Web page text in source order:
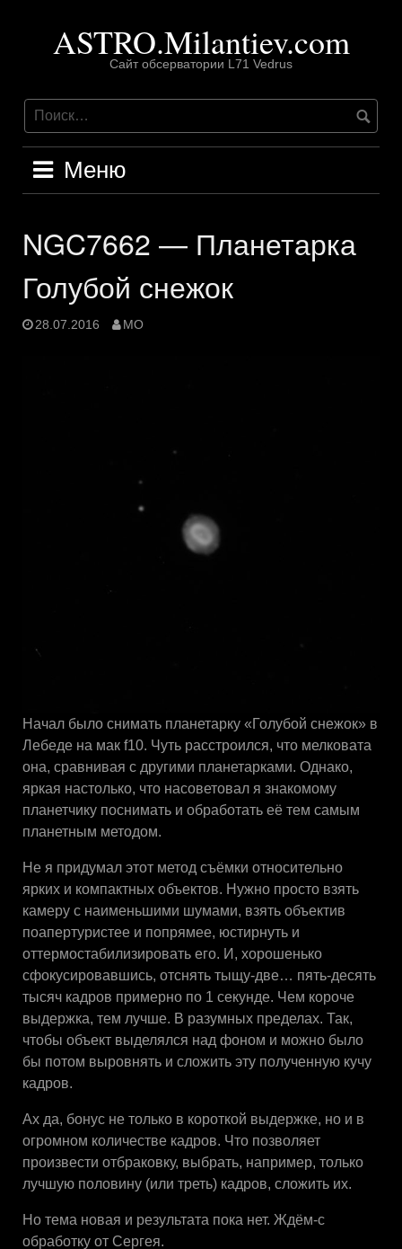
содержимомуASTRO.Milantiev.com
Сайт обсерватории L71 Vedrus
Меню
NGC7662 — Планетарка
Голубой снежок
28.07.2016 MO
Начал было снимать планетарку «Голубой снежок» в
Лебеде на мак f10. Чуть расстроился, что мелковата
она, сравнивая с другими планетарками. Однако,
яркая настолько, что насоветовал я знакомому
планетчику поснимать и обработать её тем самым
планетным методом.
Не я придумал этот метод съёмки относительно
ярких и компактных объектов. Нужно просто взять
камеру с наименьшими шумами, взять объектив
поапертуристее и попрямее, юстирнуть и
оттермостабилизировать его. И, хорошенько
сфокусировавшись, отснять тыщу-две… пять-десять
тысяч кадров примерно по 1 секунде. Чем короче
выдержка, тем лучше. В разумных пределах. Так,
чтобы объект выделялся над фоном и можно было
бы потом выровнять и сложить эту полученную кучу
кадров.
Ах да, бонус не только в короткой выдержке, но и в
огромном количестве кадров. Что позволяет
произвести отбраковку, выбрать, например, только
лучшую половину (или треть) кадров, сложить их.
Но тема новая и результата пока нет. Ждём-с
обработку от Сергея.